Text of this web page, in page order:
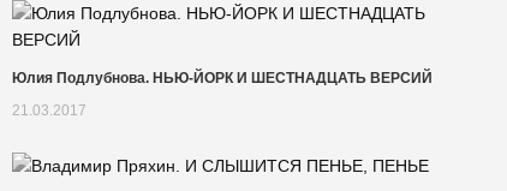
Юлия Подлубнова. НЬЮ-ЙОРК И ШЕСТНАДЦАТЬ ВЕРСИЙ
21.03.2017